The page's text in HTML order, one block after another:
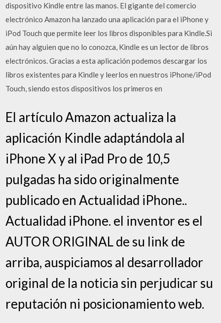
dispositivo Kindle entre las manos. El gigante del comercio
electrónico Amazon ha lanzado una aplicación para el iPhone y
iPod Touch que permite leer los libros disponibles para Kindle.Si
aún hay alguien que no lo conozca, Kindle es un lector de libros
electrónicos. Gracias a esta aplicación podemos descargar los
libros existentes para Kindle y leerlos en nuestros iPhone/iPod
Touch, siendo estos dispositivos los primeros en
El artículo Amazon actualiza la
aplicación Kindle adaptándola al
iPhone X y al iPad Pro de 10,5
pulgadas ha sido originalmente
publicado en Actualidad iPhone..
Actualidad iPhone. el inventor es el
AUTOR ORIGINAL de su link de
arriba, auspiciamos al desarrollador
original de la noticia sin perjudicar su
reputación ni posicionamiento web.